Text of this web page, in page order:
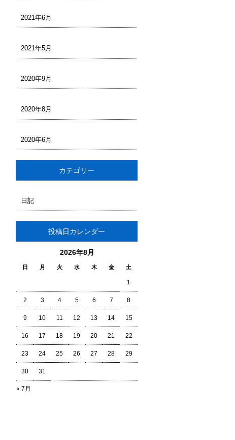
2021年6月
2021年5月
2020年9月
2020年8月
2020年6月
カテゴリー
日記
投稿日カレンダー
2026年8月
日 月 火 水 木 金 土
« 7月
1
2 3 4 5 6 7 8
9 10 11 12 13 14 15
16 17 18 19 20 21 22
23 24 25 26 27 28 29
30 31